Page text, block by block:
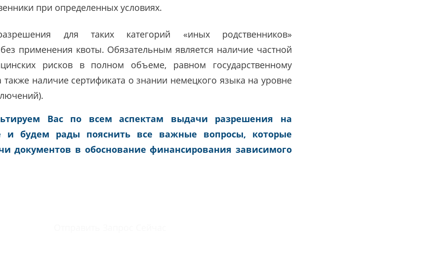
при определенных условиях.
для таких категорий «иных родственников»
без применения квоты. Обязательным является наличие частной
рисков в полном объеме, равном государственному
также наличие сертификата о знании немецкого языка на уровне
Вас по всем аспектам выдачи разрешения на
и будем рады пояснить все важные вопросы, которые
документов в обоснование финансирования зависимого